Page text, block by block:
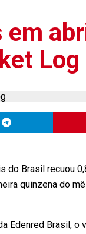
Log
do Brasil recuou
quinzena do
Edenred Brasil, o